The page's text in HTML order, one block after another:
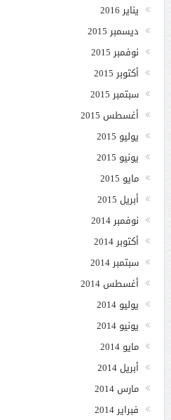
يناير 2016
ديسمبر 2015
نوفمبر 2015
أكتوبر 2015
سبتمبر 2015
أغسطس 2015
يوليو 2015
يونيو 2015
مايو 2015
أبريل 2015
نوفمبر 2014
أكتوبر 2014
سبتمبر 2014
أغسطس 2014
يوليو 2014
يونيو 2014
مايو 2014
أبريل 2014
مارس 2014
فبراير 2014